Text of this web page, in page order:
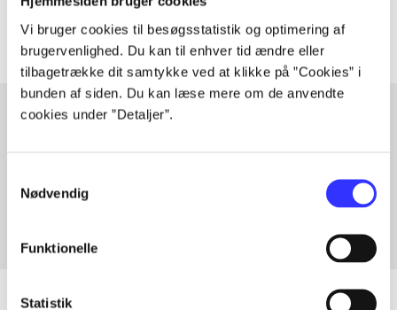
Vi bruger cookies til besøgsstatistik og optimering af
brugervenlighed. Du kan til enhver tid ændre eller
tilbagetrække dit samtykke ved at klikke på ”Cookies” i
bunden af siden. Du kan læse mere om de anvendte
cookies under ”Detaljer”.
Nødvendig
Funktionelle
Statistik